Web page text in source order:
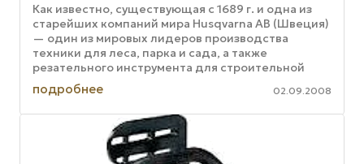
Как известно, существующая с 1689 г. и одна из
старейших компаний мира Husqvarna AB (Швеция)
— один из мировых лидеров производства
техники для леса, парка и сада, а также
резательного инструмента для строительной
промышленности. Широкий (один из ...
подробнее 02.09.2008